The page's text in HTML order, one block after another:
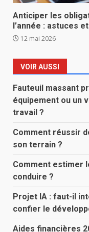
Anticiper les
l’année : astuces
12 mai 2026
VOIR AUSSI
Fauteuil massant
équipement ou un
travail ?
Comment réussir
son terrain ?
Comment estimer
conduire ?
Projet IA : faut-il
confier le
Aides financières